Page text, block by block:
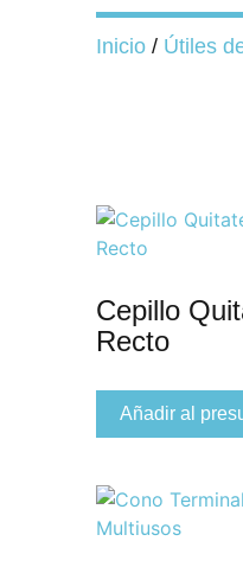
Inicio/ Útiles
Cepillo
Recto
Añadir al